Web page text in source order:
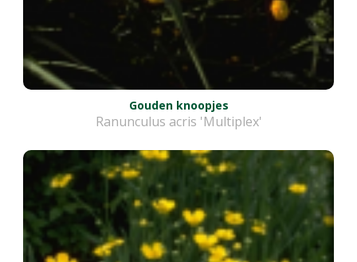
Gouden knoopjes
Ranunculus acris 'Multiplex'